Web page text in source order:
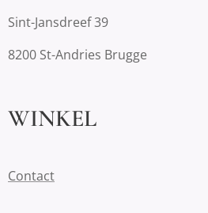
Sint-Jansdreef 39
8200 St-Andries Brugge
WINKEL
Contact